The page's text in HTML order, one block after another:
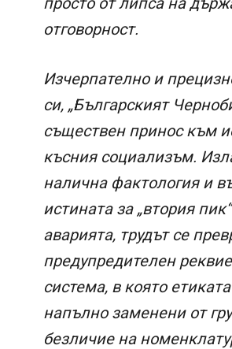
отговорност.
Изчерпателно и
си, „Българският
съществен принос към
късния социализъм.
налична фактология и
истината за „втория
аварията, трудът се
предупредителен
система, в която
напълно заменени от
безличие на